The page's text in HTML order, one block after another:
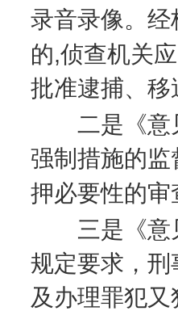
录音录像。经
的,侦查机关
批准逮捕、
二是《意见
强制措施的
押必要性的审
三是《意见
规定要求，
及办理罪犯